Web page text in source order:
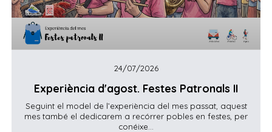
24/07/2026
Experiència d'agost. Festes Patronals II
Seguint el model de l’experiència del mes passat, aquest
mes també el dedicarem a recórrer pobles en festes, per
conéixe...